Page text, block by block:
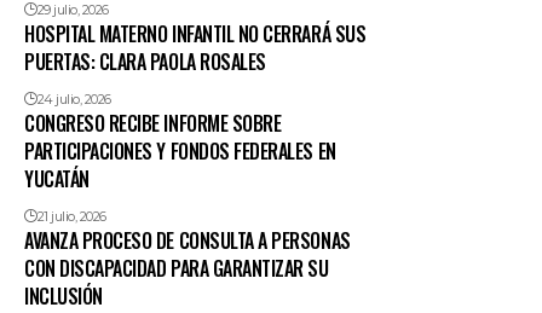
29 julio, 2026
HOSPITAL MATERNO INFANTIL NO CERRARÁ SUS
PUERTAS: CLARA PAOLA ROSALES
24 julio, 2026
CONGRESO RECIBE INFORME SOBRE
PARTICIPACIONES Y FONDOS FEDERALES EN
YUCATÁN
21 julio, 2026
AVANZA PROCESO DE CONSULTA A PERSONAS
CON DISCAPACIDAD PARA GARANTIZAR SU
INCLUSIÓN